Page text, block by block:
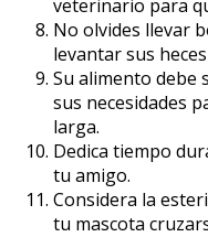
veterinario para
No olvides llevar
levantar sus
Su alimento debe
sus necesidades
larga.
Dedica tiempo
tu amigo.
Considera la
tu mascota